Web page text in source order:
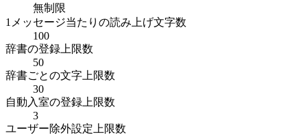
無制限
1メッセージ当たりの読み上げ文字数
100
辞書の登録上限数
50
辞書ごとの文字上限数
30
自動入室の登録上限数
3
ユーザー除外設定上限数